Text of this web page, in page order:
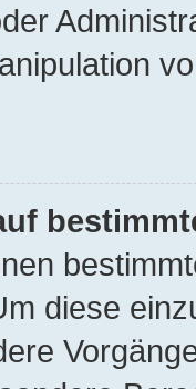
diese